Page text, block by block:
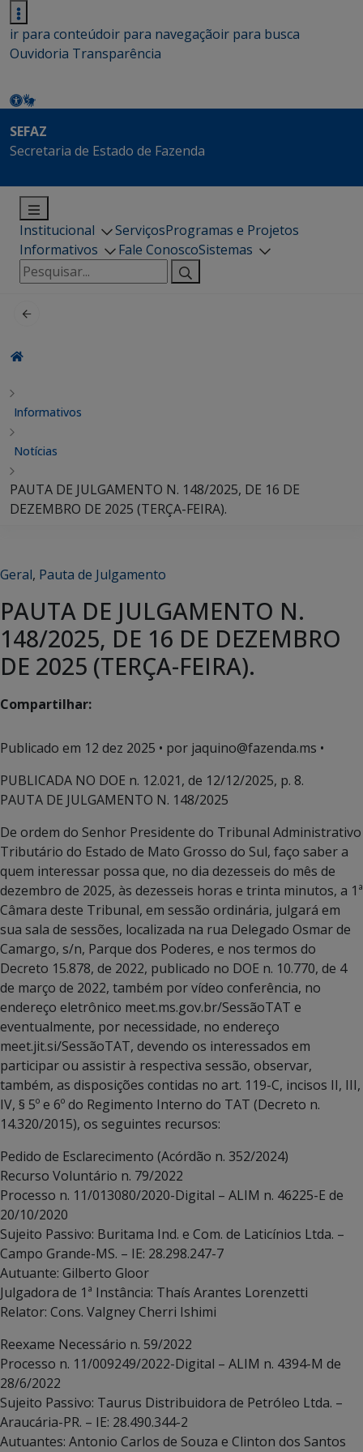
ir para conteúdoir para navegaçãoir para busca
Ouvidoria Transparência
SEFAZ
Secretaria de Estado de Fazenda
Institucional ServiçosProgramas e Projetos
Informativos
Fale ConoscoSistemas
Pesquisar
por:
Informativos
Notícias
PAUTA DE JULGAMENTO N. 148/2025, DE 16 DE
DEZEMBRO DE 2025 (TERÇA-FEIRA).
Geral, Pauta de Julgamento
PAUTA DE JULGAMENTO N.
148/2025, DE 16 DE DEZEMBRO
DE 2025 (TERÇA-FEIRA).
Compartilhar:
Publicado em 12 dez 2025 • por jaquino@fazenda.ms •
PUBLICADA NO DOE n. 12.021, de 12/12/2025, p. 8.
PAUTA DE JULGAMENTO N. 148/2025
De ordem do Senhor Presidente do Tribunal Administrativo
Tributário do Estado de Mato Grosso do Sul, faço saber a
quem interessar possa que, no dia dezesseis do mês de
dezembro de 2025, às dezesseis horas e trinta minutos, a 1ª
Câmara deste Tribunal, em sessão ordinária, julgará em
sua sala de sessões, localizada na rua Delegado Osmar de
Camargo, s/n, Parque dos Poderes, e nos termos do
Decreto 15.878, de 2022, publicado no DOE n. 10.770, de 4
de março de 2022, também por vídeo conferência, no
endereço eletrônico meet.ms.gov.br/SessãoTAT e
eventualmente, por necessidade, no endereço
meet.jit.si/SessãoTAT, devendo os interessados em
participar ou assistir à respectiva sessão, observar,
também, as disposições contidas no art. 119-C, incisos II, III,
IV, § 5º e 6º do Regimento Interno do TAT (Decreto n.
14.320/2015), os seguintes recursos:
Pedido de Esclarecimento (Acórdão n. 352/2024)
Recurso Voluntário n. 79/2022
Processo n. 11/013080/2020-Digital – ALIM n. 46225-E de
20/10/2020
Sujeito Passivo: Buritama Ind. e Com. de Laticínios Ltda. –
Campo Grande-MS. – IE: 28.298.247-7
Autuante: Gilberto Gloor
Julgadora de 1ª Instância: Thaís Arantes Lorenzetti
Relator: Cons. Valgney Cherri Ishimi
Reexame Necessário n. 59/2022
Processo n. 11/009249/2022-Digital – ALIM n. 4394-M de
28/6/2022
Sujeito Passivo: Taurus Distribuidora de Petróleo Ltda. –
Araucária-PR. – IE: 28.490.344-2
Autuantes: Antonio Carlos de Souza e Clinton dos Santos